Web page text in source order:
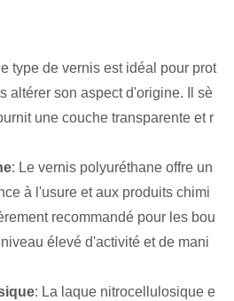
type de vernis est idéal pour prot
altérer son aspect d'origine. Il sè
une couche transparente et r
: Le vernis polyuréthane offre un
à l'usure et aux produits chimi
recommandé pour les bou
élevé d'activité et de mani
: La laque nitrocellulosique e